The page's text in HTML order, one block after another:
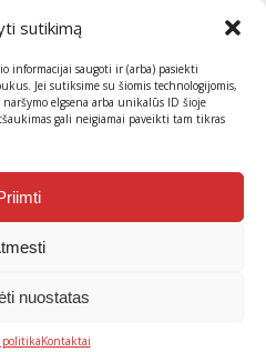
sutikimą
informacijai saugoti ir (arba) pasiekti
Jei sutiksime su šiomis technologijomis,
elgsena arba unikalūs ID šioje
gali neigiamai paveikti tam tikras
nuostatas
politikaKontaktai
naujausius